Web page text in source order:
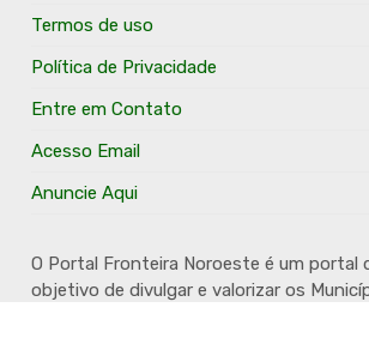
Termos de uso
Política de Privacidade
Entre em Contato
Acesso Email
Anuncie Aqui
O Portal Fronteira Noroeste é um portal
objetivo de divulgar e valorizar os